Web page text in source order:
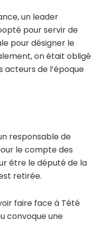
un leader
pour servir de
pour désigner le
on était obligé
acteurs de l’époque
responsable de
le compte des
être le député de la
retirée.
faire face à Tété
convoque une